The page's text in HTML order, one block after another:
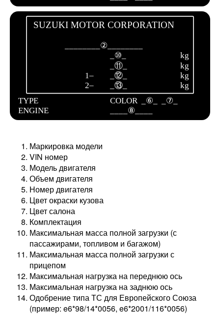
Маркировка модели
VIN номер
Модель двигателя
Объем двигателя
Номер двигателя
Цвет окраски кузова
Цвет салона
Комплектация
Максимальная масса полной загрузки (с
пассажирами, топливом и багажом)
Максимальная масса полной загрузки с
прицепом
Максимальная нагрузка на переднюю ось
Максимальная нагрузка на заднюю ось
Одобрение типа ТС для Европейского Союза
(пример: e6*98/14*0056, e6*2001/116*0056)